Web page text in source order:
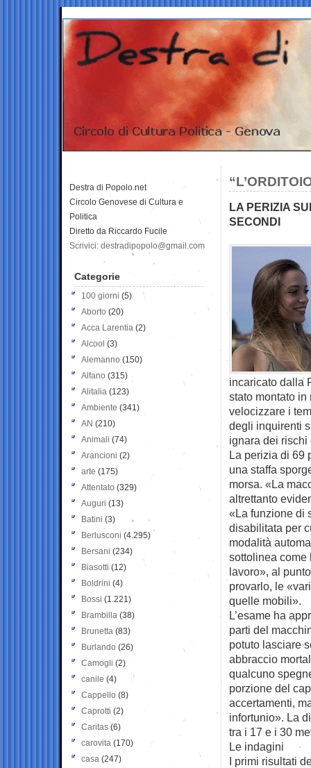
LA PERIZIA
SECONDI
incaricato dalla
stato montato
velocizzare i
degli inquirenti
ignara dei rischi
La perizia di 69
una staffa
morsa. «La
altrettanto
«La funzione di
disabilitata per
modalità
sottolinea come
lavoro», al
provarlo, le
quelle mobili».
L’esame ha
parti del
potuto lasciare
abbraccio
qualcuno
porzione del
accertamenti,
infortunio». La
tra i 17 e i 30
Le indagini
I primi risultati
Destra di Popolo.net
Circolo Genovese di Cultura e
Politica
Diretto da Riccardo Fucile
Scrivici: destradipopolo@gmail.com
Categorie
100 giorni (5)
Aborto (20)
Acca Larentia (2)
Alcool (3)
Alemanno (150)
Alfano (315)
Alitalia (123)
Ambiente (341)
AN (210)
Animali (74)
Arancioni (2)
arte (175)
Attentato (329)
Auguri (13)
Batini (3)
Berlusconi (4.295)
Bersani (234)
Biasotti (12)
Boldrini (4)
Bossi (1.221)
Brambilla (38)
Brunetta (83)
Burlando (26)
Camogli (2)
canile (4)
Cappello (8)
Caprotti (2)
Caritas (6)
carovita (170)
casa (247)